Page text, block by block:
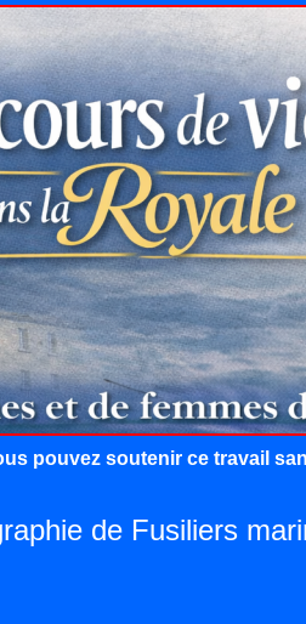
pouvez soutenir ce travail
de Fusiliers